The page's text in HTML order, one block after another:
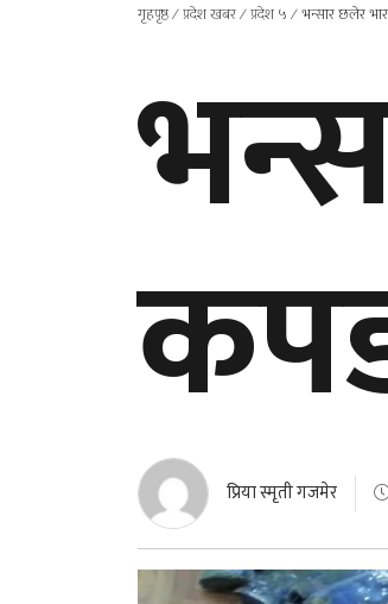
गृहपृष्ठ∕प्रदेश खबर∕प्रदेश ५∕भन्सार छलेर
प्रिया स्मृती गजमेर